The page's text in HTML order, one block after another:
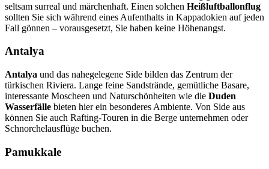
seltsam surreal und märchenhaft. Einen solchen Heißluftballonflug
sollten Sie sich während eines Aufenthalts in Kappadokien auf jeden
Fall gönnen – vorausgesetzt, Sie haben keine Höhenangst.
Antalya
Antalya und das nahegelegene Side bilden das Zentrum der
türkischen Riviera. Lange feine Sandstrände, gemütliche Basare,
interessante Moscheen und Naturschönheiten wie die Duden
Wasserfälle bieten hier ein besonderes Ambiente. Von Side aus
können Sie auch Rafting-Touren in die Berge unternehmen oder
Schnorchelausflüge buchen.
Pamukkale